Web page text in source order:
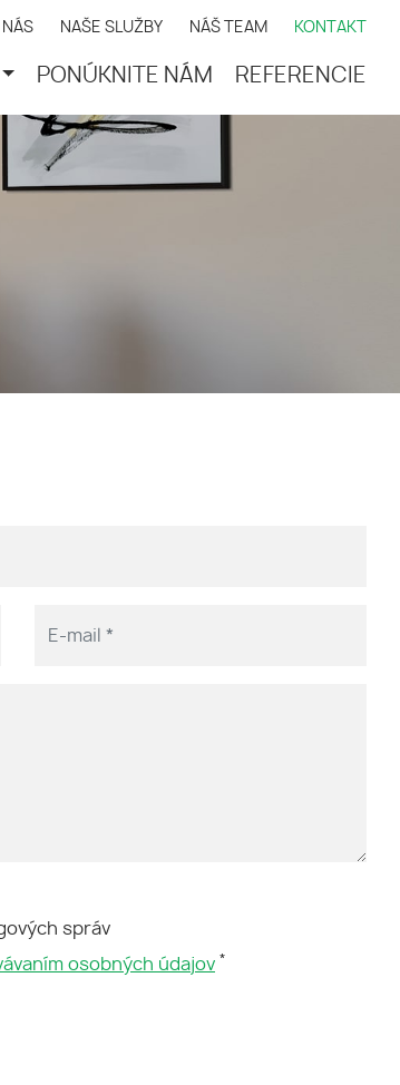
NAŠE SLUŽBY NÁŠ TEAM KONTAKT
PONÚKNITE NÁM REFERENCIE
správ
osobných údajov *